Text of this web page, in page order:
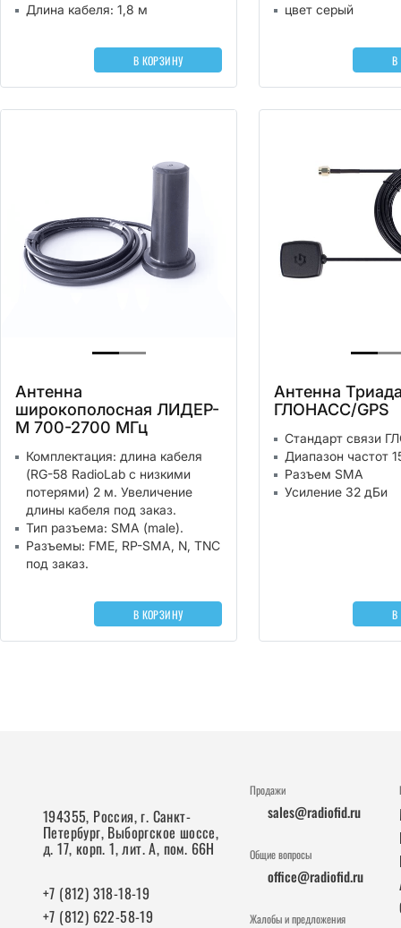
Длина кабеля: 1,8 м
В КОРЗИНУ
цвет серый
В
Антенна
широкополосная ЛИДЕР-
М 700-2700 МГц
Комплектация: длина кабеля
(RG-58 RadioLab с низкими
потерями) 2 м. Увеличение
длины кабеля под заказ.
Тип разъема: SMA (male).
Разъемы: FME, RP-SMA, N, TNC
под заказ.
В КОРЗИНУ
Антенна
ГЛОНАСС/GPS
Стандарт связи
Диапазон частот
Разъем SMA
Усиление 32 дБи
В
194355, Россия, г. Санкт-
Петербург, Выборгское шоссе,
д. 17, корп. 1, лит. А, пом. 66Н
+7 (812) 318-18-19
+7 (812) 622-58-19
Продажи
sales@radiofid.ru
Общие вопросы
office@radiofid.ru
Жалобы и предложения